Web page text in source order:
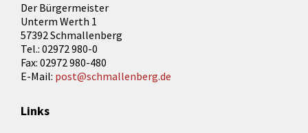
Der Bürgermeister
Unterm Werth 1
57392 Schmallenberg
Tel.: 02972 980-0
Fax: 02972 980-480
E-Mail: post@schmallenberg.de
Links